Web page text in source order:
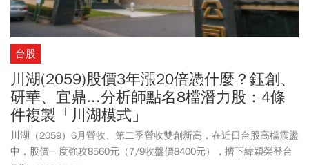
台股
川湖(2059)股價3年漲20倍憑什麼？鈺創、
研華、宜鼎...分析師點名8檔潛力股：4條
件複製「川湖模式」
川湖（2059）6月營收、第二季營收雙創新高，在近日台股高檔震盪
中，股價一度強攻8560元（7/9收盤價8400元），擠下緯穎榮登台